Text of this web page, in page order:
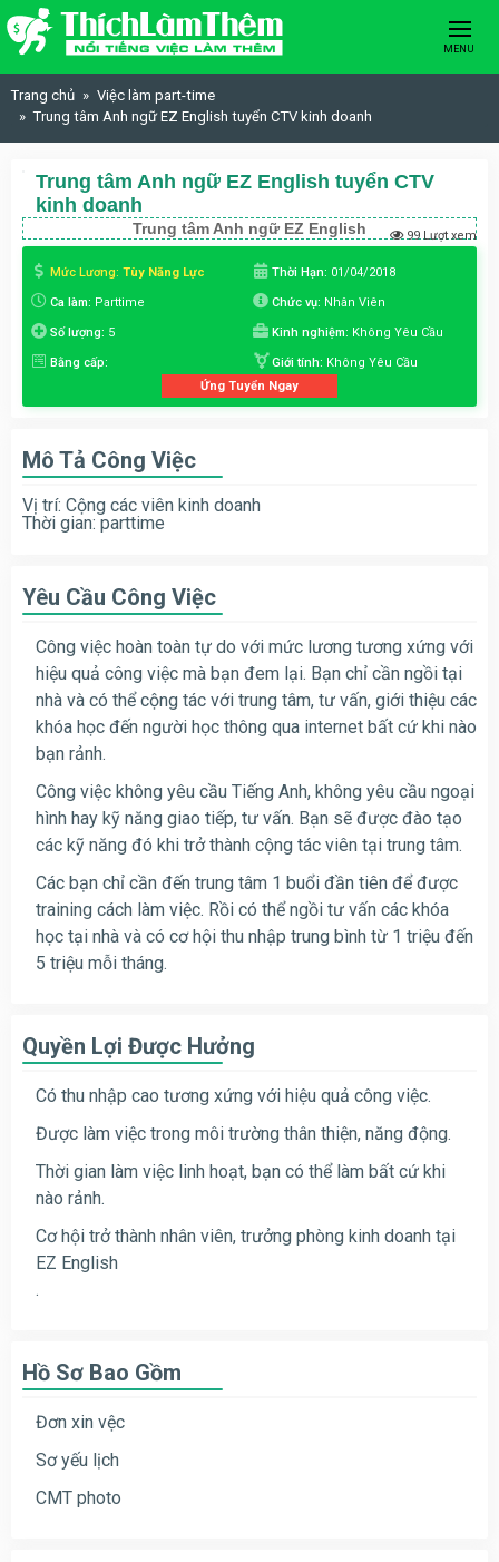
Skip to content
MENU
Trang chủ
Việc làm part-time
Trung tâm Anh ngữ EZ English tuyển CTV kinh doanh
Trung tâm Anh ngữ EZ English tuyển CTV
kinh doanh
Trung tâm Anh ngữ EZ English 99 Lượt xem
Mức Lương: Tùy Năng Lực Thời Hạn: 01/04/2018
Ca làm: Parttime Chức vụ: Nhân Viên
Số lượng: 5 Kinh nghiệm: Không Yêu Cầu
Bằng cấp: Giới tính: Không Yêu Cầu
Ứng Tuyển Ngay
Mô Tả Công Việc
Vị trí: Cộng các viên kinh doanh
Thời gian: parttime
Yêu Cầu Công Việc
Công việc hoàn toàn tự do với mức lương tương xứng với
hiệu quả công việc mà bạn đem lại. Bạn chỉ cần ngồi tại
nhà và có thể cộng tác với trung tâm, tư vấn, giới thiệu các
khóa học đến người học thông qua internet bất cứ khi nào
bạn rảnh.
Công việc không yêu cầu Tiếng Anh, không yêu cầu ngoại
hình hay kỹ năng giao tiếp, tư vấn. Bạn sẽ được đào tạo
các kỹ năng đó khi trở thành cộng tác viên tại trung tâm.
Các bạn chỉ cần đến trung tâm 1 buổi đần tiên để được
training cách làm việc. Rồi có thể ngồi tư vấn các khóa
học tại nhà và có cơ hội thu nhập trung bình từ 1 triệu đến
5 triệu mỗi tháng.
Quyền Lợi Được Hưởng
Có thu nhập cao tương xứng với hiệu quả công việc.
Được làm việc trong môi trường thân thiện, năng động.
Thời gian làm việc linh hoạt, bạn có thể làm bất cứ khi
nào rảnh.
Cơ hội trở thành nhân viên, trưởng phòng kinh doanh tại
EZ English
.
Hồ Sơ Bao Gồm
Đơn xin vệc
Sơ yếu lịch
CMT photo